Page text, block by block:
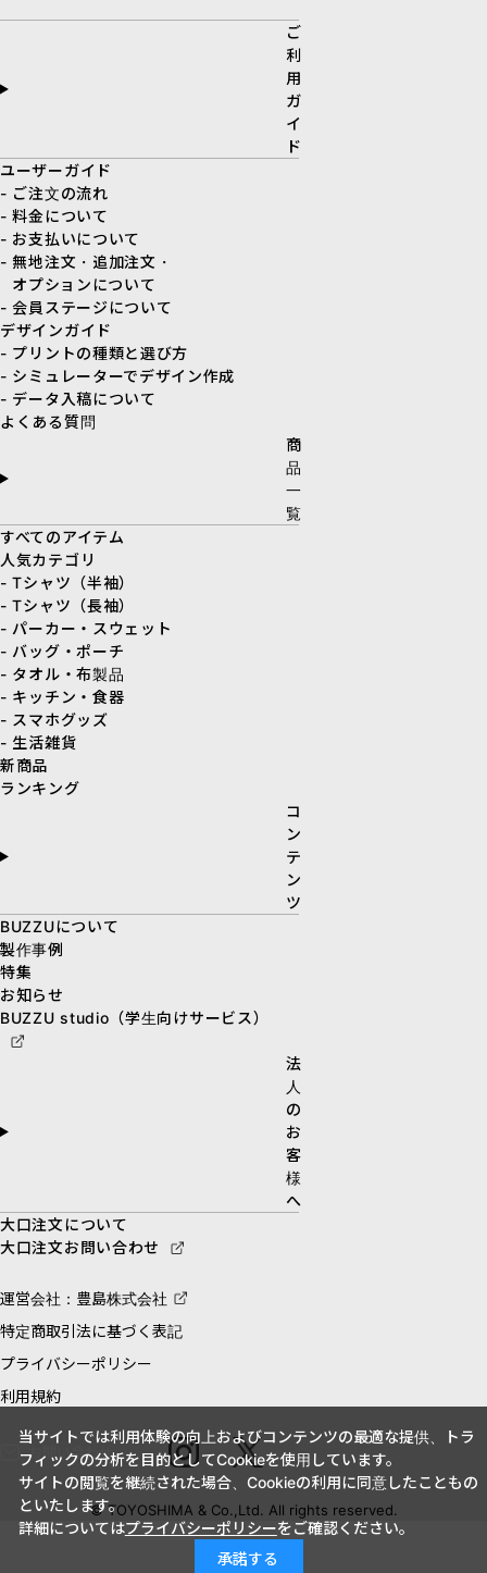
ご
利
用
ガ
イ
ド
ユーザーガイド
- ご注文の流れ
- 料金について
- お支払いについて
- 無地注文・追加注文・
オプションについて
- 会員ステージについて
デザインガイド
- プリントの種類と選び方
- シミュレーターでデザイン作成
- データ入稿について
よくある質問
商
品
一
覧
すべてのアイテム
人気カテゴリ
- Tシャツ（半袖）
- Tシャツ（長袖）
- パーカー・スウェット
- バッグ・ポーチ
- タオル・布製品
- キッチン・食器
- スマホグッズ
- 生活雑貨
新商品
ランキング
コ
ン
テ
ン
ツ
BUZZUについて
製作事例
特集
お知らせ
BUZZU studio（学生向けサービス）
法
人
の
お
客
様
へ
大口注文について
大口注文お問い合わせ
運営会社：豊島株式会社
特定商取引法に基づく表記
プライバシーポリシー
利用規約
お問い合わせ
© TOYOSHIMA & Co.,Ltd. All rights reserved.
当サイトでは利用体験の向上およびコンテンツの最適な提供、トラ
フィックの分析を目的としてCookieを使用しています。
サイトの閲覧を継続された場合、Cookieの利用に同意したこともの
といたします。
詳細についてはプライバシーポリシーをご確認ください。
承諾する